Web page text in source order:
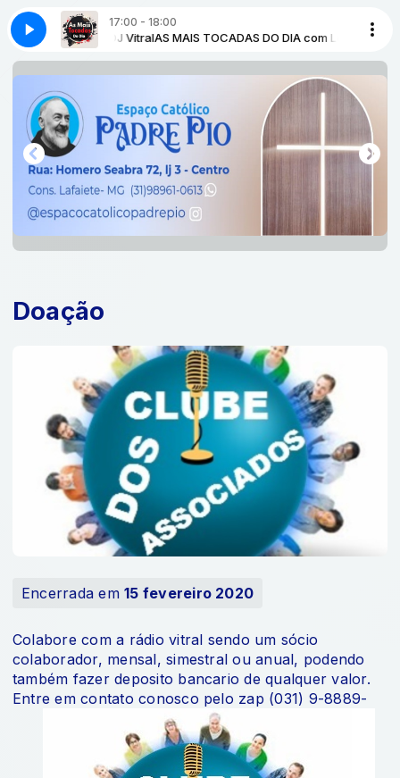
17:00 - 18:00
Locutor Auto DJ VitralAS MAIS TOCADAS DO DIA com Locutor Auto
JOAO PAULO IITERRA SECA AO VIVO MINISTERIO JOAO PAULO
Doação
Encerrada em15 fevereiro 2020
Colabore com a rádio vitral sendo um sócio
colaborador, mensal, simestral ou anual, podendo
também fazer deposito bancario de qualquer valor.
Entre em contato conosco pelo zap (031) 9-8889-